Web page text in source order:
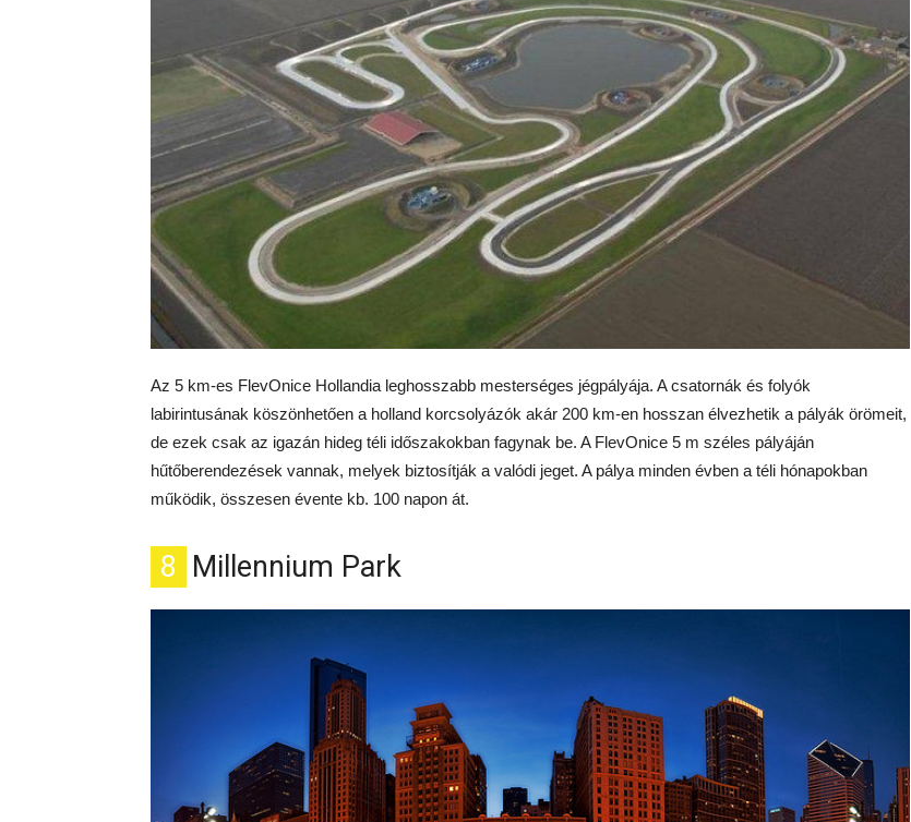
Az 5 km-es FlevOnice Hollandia leghosszabb mesterséges jégpályája. A csatornák és folyók
labirintusának köszönhetően a holland korcsolyázók akár 200 km-en hosszan élvezhetik a pályák örömeit,
de ezek csak az igazán hideg téli időszakokban fagynak be. A FlevOnice 5 m széles pályáján
hűtőberendezések vannak, melyek biztosítják a valódi jeget. A pálya minden évben a téli hónapokban
működik, összesen évente kb. 100 napon át.
8 Millennium Park